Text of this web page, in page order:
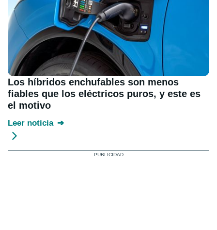
Los híbridos enchufables son menos
fiables que los eléctricos puros, y este es
el motivo
Leer noticia